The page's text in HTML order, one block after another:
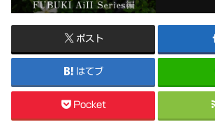
ポスト
はてブ
Pocket